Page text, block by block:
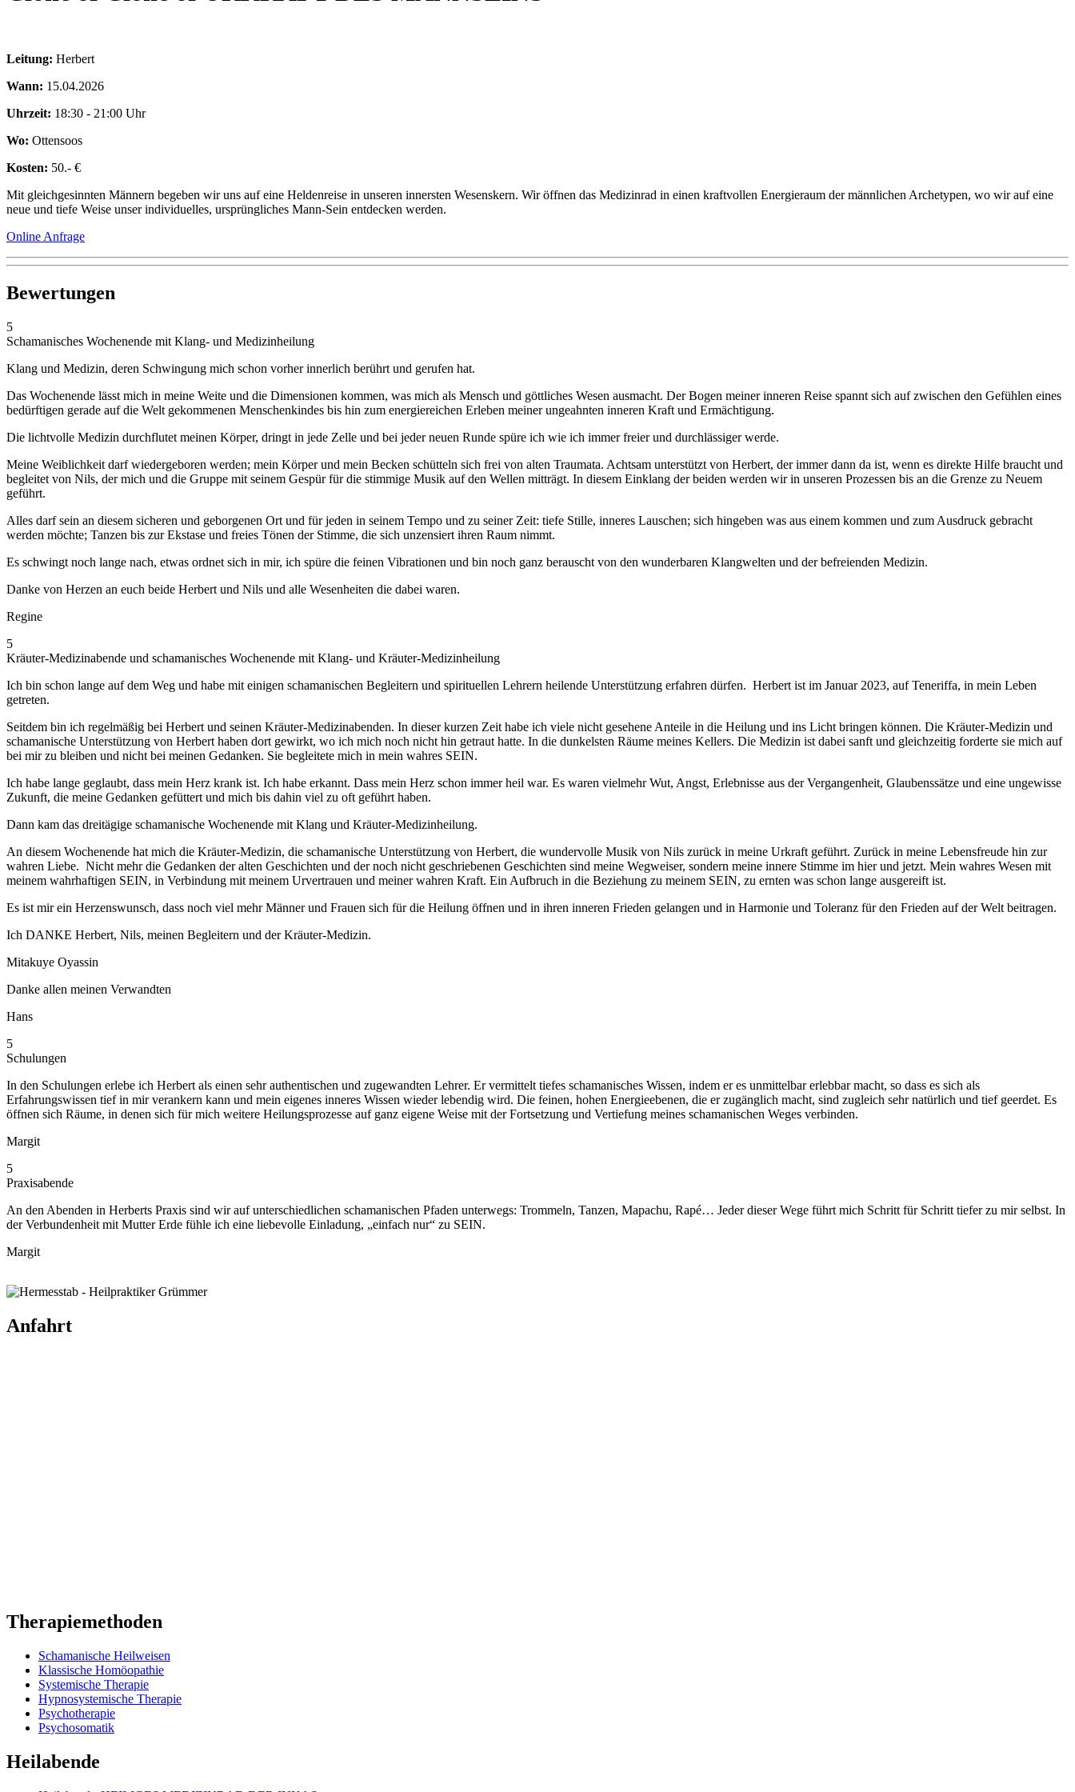
Leitung: Herbert
Wann: 15.04.2026
Uhrzeit: 18:30 - 21:00 Uhr
Wo: Ottensoos
Kosten: 50.- €
Mit gleichgesinnten Männern begeben wir uns auf eine Heldenreise in unseren innersten Wesenskern. Wir öffnen das Medizinrad in einen kraftvollen Energieraum der männlichen Archetypen, wo wir auf eine
neue und tiefe Weise unser individuelles, ursprüngliches Mann-Sein entdecken werden.
Online Anfrage
Bewertungen
5
Schamanisches Wochenende mit Klang- und Medizinheilung
Klang und Medizin, deren Schwingung mich schon vorher innerlich berührt und gerufen hat.
Das Wochenende lässt mich in meine Weite und die Dimensionen kommen, was mich als Mensch und göttliches Wesen ausmacht. Der Bogen meiner inneren Reise spannt sich auf zwischen den Gefühlen eines
bedürftigen gerade auf die Welt gekommenen Menschenkindes bis hin zum energiereichen Erleben meiner ungeahnten inneren Kraft und Ermächtigung.
Die lichtvolle Medizin durchflutet meinen Körper, dringt in jede Zelle und bei jeder neuen Runde spüre ich wie ich immer freier und durchlässiger werde.
Meine Weiblichkeit darf wiedergeboren werden; mein Körper und mein Becken schütteln sich frei von alten Traumata. Achtsam unterstützt von Herbert, der immer dann da ist, wenn es direkte Hilfe braucht und
begleitet von Nils, der mich und die Gruppe mit seinem Gespür für die stimmige Musik auf den Wellen mitträgt. In diesem Einklang der beiden werden wir in unseren Prozessen bis an die Grenze zu Neuem
geführt.
Alles darf sein an diesem sicheren und geborgenen Ort und für jeden in seinem Tempo und zu seiner Zeit: tiefe Stille, inneres Lauschen; sich hingeben was aus einem kommen und zum Ausdruck gebracht
werden möchte; Tanzen bis zur Ekstase und freies Tönen der Stimme, die sich unzensiert ihren Raum nimmt.
Es schwingt noch lange nach, etwas ordnet sich in mir, ich spüre die feinen Vibrationen und bin noch ganz berauscht von den wunderbaren Klangwelten und der befreienden Medizin.
Danke von Herzen an euch beide Herbert und Nils und alle Wesenheiten die dabei waren.
Regine
5
Kräuter-Medizinabende und schamanisches Wochenende mit Klang- und Kräuter-Medizinheilung
Ich bin schon lange auf dem Weg und habe mit einigen schamanischen Begleitern und spirituellen Lehrern heilende Unterstützung erfahren dürfen. Herbert ist im Januar 2023, auf Teneriffa, in mein Leben
getreten.
Seitdem bin ich regelmäßig bei Herbert und seinen Kräuter-Medizinabenden. In dieser kurzen Zeit habe ich viele nicht gesehene Anteile in die Heilung und ins Licht bringen können. Die Kräuter-Medizin und
schamanische Unterstützung von Herbert haben dort gewirkt, wo ich mich noch nicht hin getraut hatte. In die dunkelsten Räume meines Kellers. Die Medizin ist dabei sanft und gleichzeitig forderte sie mich auf
bei mir zu bleiben und nicht bei meinen Gedanken. Sie begleitete mich in mein wahres SEIN.
Ich habe lange geglaubt, dass mein Herz krank ist. Ich habe erkannt. Dass mein Herz schon immer heil war. Es waren vielmehr Wut, Angst, Erlebnisse aus der Vergangenheit, Glaubenssätze und eine ungewisse
Zukunft, die meine Gedanken gefüttert und mich bis dahin viel zu oft geführt haben.
Dann kam das dreitägige schamanische Wochenende mit Klang und Kräuter-Medizinheilung.
An diesem Wochenende hat mich die Kräuter-Medizin, die schamanische Unterstützung von Herbert, die wundervolle Musik von Nils zurück in meine Urkraft geführt. Zurück in meine Lebensfreude hin zur
wahren Liebe. Nicht mehr die Gedanken der alten Geschichten und der noch nicht geschriebenen Geschichten sind meine Wegweiser, sondern meine innere Stimme im hier und jetzt. Mein wahres Wesen mit
meinem wahrhaftigen SEIN, in Verbindung mit meinem Urvertrauen und meiner wahren Kraft. Ein Aufbruch in die Beziehung zu meinem SEIN, zu ernten was schon lange ausgereift ist.
Es ist mir ein Herzenswunsch, dass noch viel mehr Männer und Frauen sich für die Heilung öffnen und in ihren inneren Frieden gelangen und in Harmonie und Toleranz für den Frieden auf der Welt beitragen.
Ich DANKE Herbert, Nils, meinen Begleitern und der Kräuter-Medizin.
Mitakuye Oyassin
Danke allen meinen Verwandten
Hans
5
Schulungen
In den Schulungen erlebe ich Herbert als einen sehr authentischen und zugewandten Lehrer. Er vermittelt tiefes schamanisches Wissen, indem er es unmittelbar erlebbar macht, so dass es sich als
Erfahrungswissen tief in mir verankern kann und mein eigenes inneres Wissen wieder lebendig wird. Die feinen, hohen Energieebenen, die er zugänglich macht, sind zugleich sehr natürlich und tief geerdet. Es
öffnen sich Räume, in denen sich für mich weitere Heilungsprozesse auf ganz eigene Weise mit der Fortsetzung und Vertiefung meines schamanischen Weges verbinden.
Margit
5
Praxisabende
An den Abenden in Herberts Praxis sind wir auf unterschiedlichen schamanischen Pfaden unterwegs: Trommeln, Tanzen, Mapachu, Rapé… Jeder dieser Wege führt mich Schritt für Schritt tiefer zu mir selbst. In
der Verbundenheit mit Mutter Erde fühle ich eine liebevolle Einladung, „einfach nur“ zu SEIN.
Margit
Anfahrt
Therapiemethoden
Schamanische Heilweisen
Klassische Homöopathie
Systemische Therapie
Hypnosystemische Therapie
Psychotherapie
Psychosomatik
Heilabende